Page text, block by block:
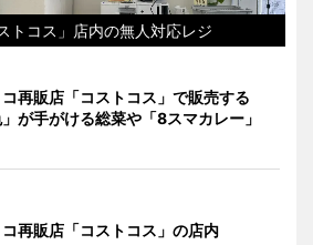
トコス」店内の無人対応レジ
コ再販店「コストコス」で販売する
」が手がける総菜や「8スマカレー」
コ再販店「コストコス」の店内